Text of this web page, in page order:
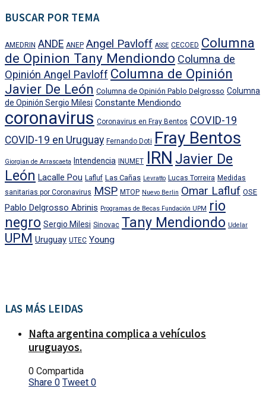
BUSCAR POR TEMA
AMEDRIN ANDE ANEP Angel Pavloff ASSE CECOED Columna
de Opinion Tany Mendiondo Columna de
Opinión Angel Pavloff Columna de Opinión
Javier De León Columna de Opinión Pablo Delgrosso Columna
de Opinión Sergio Milesi Constante Mendiondo
coronavirus Coronavirus en Fray Bentos COVID-19
COVID-19 en Uruguay Fernando Doti Fray Bentos
Giorgian de Arrascaeta Intendencia INUMET IRN Javier De
León Lacalle Pou Lafluf Las Cañas Levratto Lucas Torreira Medidas
sanitarias por Coronavirus MSP MTOP Nuevo Berlin Omar Lafluf OSE
Pablo Delgrosso Abrinis Programas de Becas Fundación UPM
rio
negro Sergio Milesi Sinovac Tany Mendiondo Udelar
UPM Uruguay UTEC Young
LAS MÁS LEIDAS
Nafta argentina complica a vehículos
uruguayos.
0 Compartida
Share 0 Tweet 0